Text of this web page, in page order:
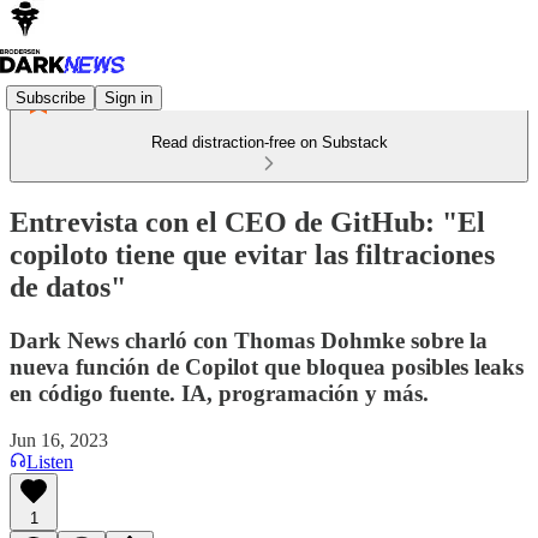
Subscribe Sign in
Read distraction-free on Substack
Entrevista con el CEO de GitHub: "El
copiloto tiene que evitar las filtraciones
de datos"
Dark News charló con Thomas Dohmke sobre la
nueva función de Copilot que bloquea posibles leaks
en código fuente. IA, programación y más.
Jun 16, 2023
Listen
1